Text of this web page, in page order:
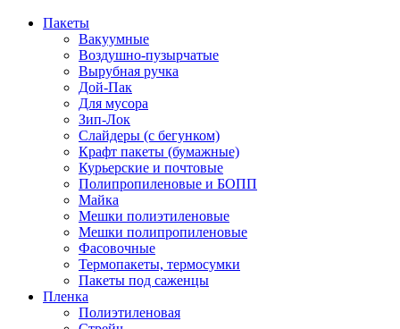
Пакеты
Вакуумные
Воздушно-пузырчатые
Вырубная ручка
Дой-Пак
Для мусора
Зип-Лок
Слайдеры (с бегунком)
Крафт пакеты (бумажные)
Курьерские и почтовые
Полипропиленовые и БОПП
Майка
Мешки полиэтиленовые
Мешки полипропиленовые
Фасовочные
Термопакеты, термосумки
Пакеты под саженцы
Пленка
Полиэтиленовая